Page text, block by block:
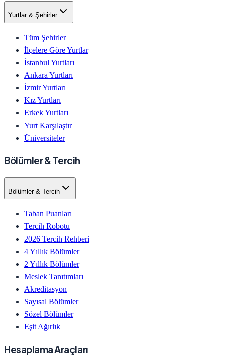
Yurtlar & Şehirler
Tüm Şehirler
İlçelere Göre Yurtlar
İstanbul Yurtları
Ankara Yurtları
İzmir Yurtları
Kız Yurtları
Erkek Yurtları
Yurt Karşılaştır
Üniversiteler
Bölümler & Tercih
Bölümler & Tercih
Taban Puanları
Tercih Robotu
2026 Tercih Rehberi
4 Yıllık Bölümler
2 Yıllık Bölümler
Meslek Tanıtımları
Akreditasyon
Sayısal Bölümler
Sözel Bölümler
Eşit Ağırlık
Hesaplama Araçları